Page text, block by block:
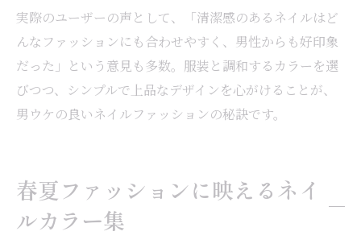
実際のユーザーの声として、「清潔感のあるネイルはど
んなファッションにも合わせやすく、男性からも好印象
だった」という意見も多数。服装と調和するカラーを選
びつつ、シンプルで上品なデザインを心がけることが、
男ウケの良いネイルファッションの秘訣です。
春夏ファッションに映えるネイ
ルカラー集